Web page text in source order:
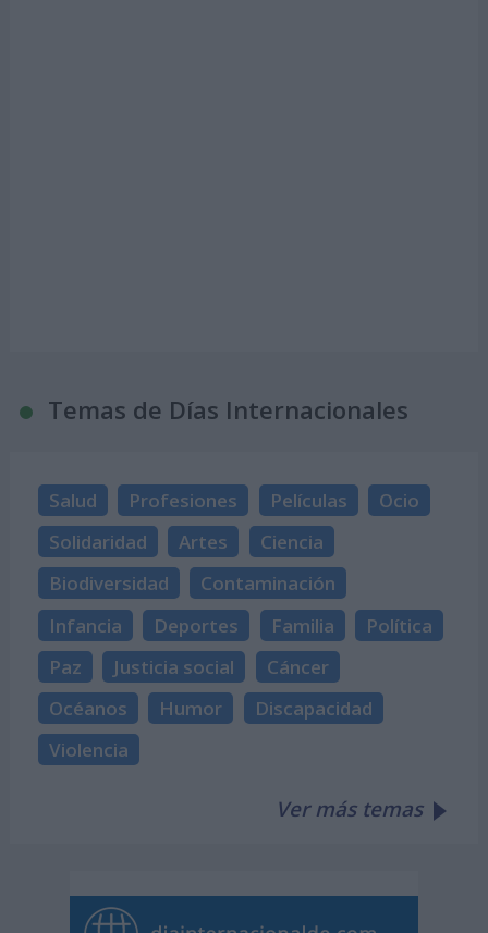
Temas de Días Internacionales
Salud Profesiones Películas
Ocio
Solidaridad
Artes
Ciencia
Biodiversidad
Contaminación
Infancia
Deportes Familia
Política
Paz
Justicia social
Cáncer
Océanos
Humor
Discapacidad
Violencia
Ver más temas